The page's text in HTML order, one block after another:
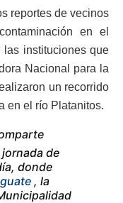
reportes de vecinos
en el
las instituciones que
Nacional para la
un recorrido
en el río Platanitos.
de
donde
, la